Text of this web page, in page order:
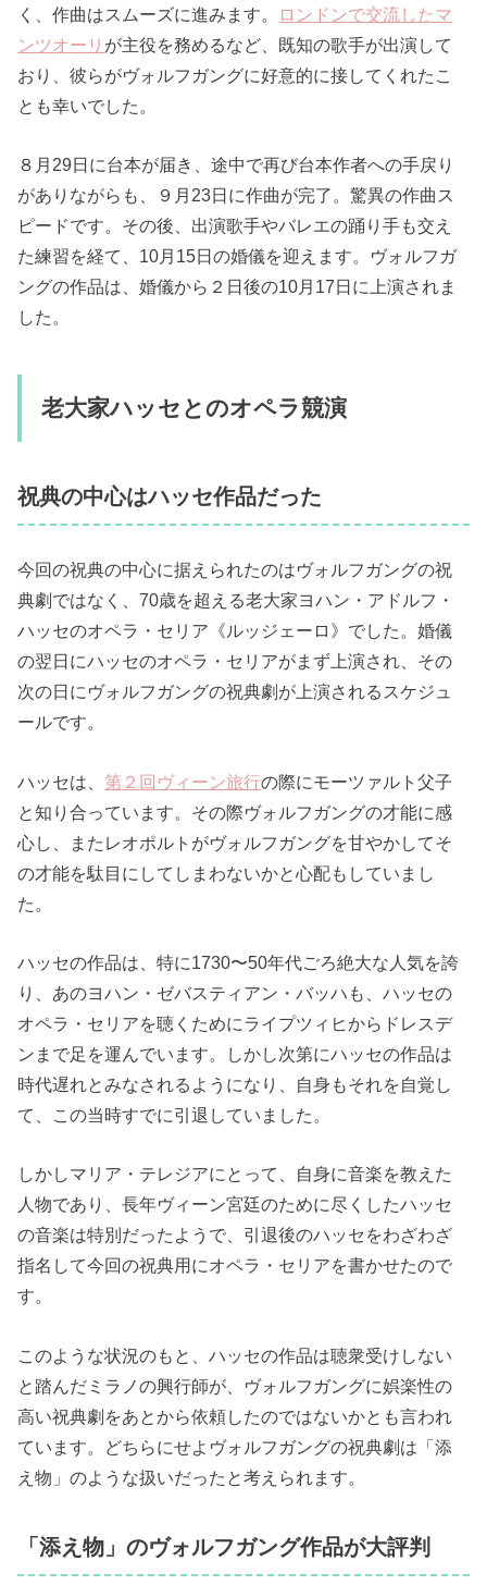
く、作曲はスムーズに進みます。
ロンドンで交流したマ
ンツオーリ が主役を務めるなど、既知の歌手が出演して
おり、彼らがヴォルフガングに好意的に接してくれたこ
とも幸いでした。
８月29日に台本が届き、途中で再び台本作者への手戻り
がありながらも、９月23日に作曲が完了。驚異の作曲ス
ピードです。その後、出演歌手やバレエの踊り手も交え
た練習を経て、10月15日の婚儀を迎えます。ヴォルフガ
ングの作品は、婚儀から２日後の10月17日に上演されま
した。
老大家ハッセとのオペラ競演
祝典の中心はハッセ作品だった
今回の祝典の中心に据えられたのはヴォルフガングの祝
典劇ではなく、70歳を超える老大家ヨハン・アドルフ・
ハッセのオペラ・セリア《ルッジェーロ》でした。婚儀
の翌日にハッセのオペラ・セリアがまず上演され、その
次の日にヴォルフガングの祝典劇が上演されるスケジュ
ールです。
ハッセは、第２回ヴィーン旅行の際にモーツァルト父子
と知り合っています。その際ヴォルフガングの才能に感
心し、またレオポルトがヴォルフガングを甘やかしてそ
の才能を駄目にしてしまわないかと心配もしていまし
た。
ハッセの作品は、特に1730〜50年代ごろ絶大な人気を誇
り、あのヨハン・ゼバスティアン・バッハも、ハッセの
オペラ・セリアを聴くためにライプツィヒからドレスデ
ンまで足を運んでいます。しかし次第にハッセの作品は
時代遅れとみなされるようになり、自身もそれを自覚し
て、この当時すでに引退していました。
しかしマリア・テレジアにとって、自身に音楽を教えた
人物であり、長年ヴィーン宮廷のために尽くしたハッセ
の音楽は特別だったようで、引退後のハッセをわざわざ
指名して今回の祝典用にオペラ・セリアを書かせたので
す。
このような状況のもと、ハッセの作品は聴衆受けしない
と踏んだミラノの興行師が、ヴォルフガングに娯楽性の
高い祝典劇をあとから依頼したのではないかとも言われ
ています。どちらにせよヴォルフガングの祝典劇は「添
え物」のような扱いだったと考えられます。
「添え物」のヴォルフガング作品が大評判